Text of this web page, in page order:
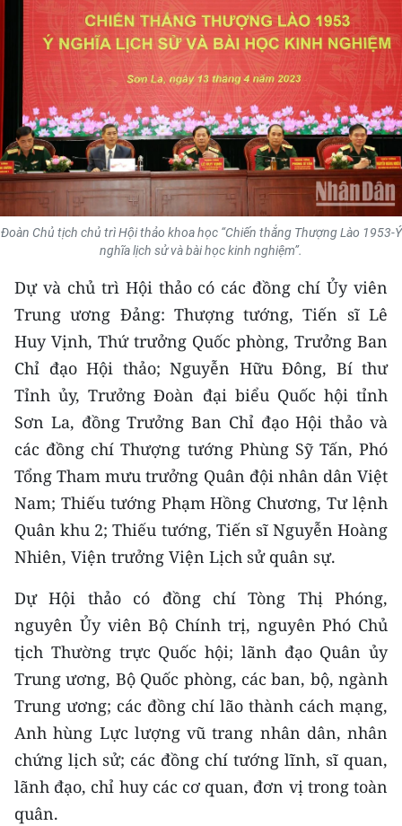
THỂ THAO
GIÁO DỤC
Y TẾ
KHOA HỌC - CÔNG NGHỆ
MÔI TRƯỜNG
BẠN ĐỌC
TRI THỨC CHUYÊN SÂU
54 DÂN TỘC VIỆT NAM
CHƯƠNG TRÌNH OCOP - MỖI XÃ
MỘT SẢN PHẨM
RADIO
MEDIA CENTER
E-Magazine
Video
Media Chính trị
Media Kinh tế
Media Văn hóa
Media Xã hội
Media Pháp luật
Đoàn Chủ tịch chủ trì Hội thảo khoa học “Chiến thắng Thượng Lào 1953-Ý
nghĩa lịch sử và bài học kinh nghiệm”.
Dự và chủ trì Hội thảo có các đồng chí Ủy viên
Trung ương Đảng: Thượng tướng, Tiến sĩ Lê
Huy Vịnh, Thứ trưởng Quốc phòng, Trưởng Ban
Chỉ đạo Hội thảo; Nguyễn Hữu Đông, Bí thư
Tỉnh ủy, Trưởng Đoàn đại biểu Quốc hội tỉnh
Sơn La, đồng Trưởng Ban Chỉ đạo Hội thảo và
các đồng chí Thượng tướng Phùng Sỹ Tấn, Phó
Tổng Tham mưu trưởng Quân đội nhân dân Việt
Nam; Thiếu tướng Phạm Hồng Chương, Tư lệnh
Quân khu 2; Thiếu tướng, Tiến sĩ Nguyễn Hoàng
Nhiên, Viện trưởng Viện Lịch sử quân sự.
Dự Hội thảo có đồng chí Tòng Thị Phóng,
nguyên Ủy viên Bộ Chính trị, nguyên Phó Chủ
tịch Thường trực Quốc hội; lãnh đạo Quân ủy
Trung ương, Bộ Quốc phòng, các ban, bộ, ngành
Trung ương; các đồng chí lão thành cách mạng,
Anh hùng Lực lượng vũ trang nhân dân, nhân
chứng lịch sử; các đồng chí tướng lĩnh, sĩ quan,
lãnh đạo, chỉ huy các cơ quan, đơn vị trong toàn
quân.